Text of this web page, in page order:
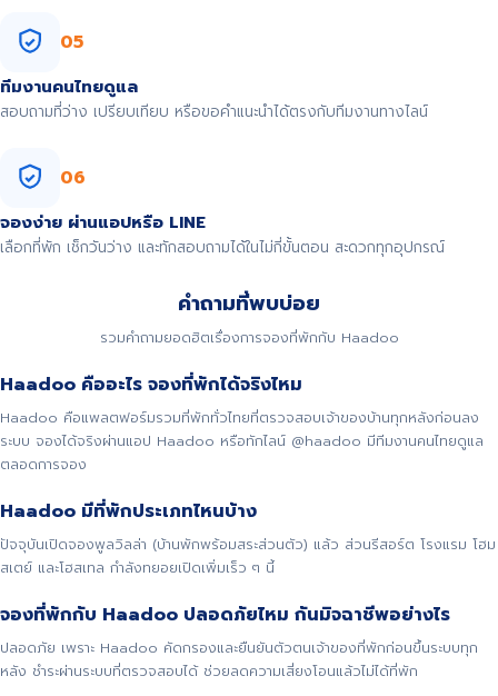
05
ทีมงานคนไทยดูแล
สอบถามที่ว่าง เปรียบเทียบ หรือขอคำแนะนำได้ตรงกับทีมงานทางไลน์
06
จองง่าย ผ่านแอปหรือ LINE
เลือกที่พัก เช็กวันว่าง และทักสอบถามได้ในไม่กี่ขั้นตอน สะดวกทุกอุปกรณ์
คำถามที่พบบ่อย
รวมคำถามยอดฮิตเรื่องการจองที่พักกับ Haadoo
Haadoo คืออะไร จองที่พักได้จริงไหม
Haadoo คือแพลตฟอร์มรวมที่พักทั่วไทยที่ตรวจสอบเจ้าของบ้านทุกหลังก่อนลง
ระบบ จองได้จริงผ่านแอป Haadoo หรือทักไลน์ @haadoo มีทีมงานคนไทยดูแล
ตลอดการจอง
Haadoo มีที่พักประเภทไหนบ้าง
ปัจจุบันเปิดจองพูลวิลล่า (บ้านพักพร้อมสระส่วนตัว) แล้ว ส่วนรีสอร์ต โรงแรม โฮม
สเตย์ และโฮสเทล กำลังทยอยเปิดเพิ่มเร็ว ๆ นี้
จองที่พักกับ Haadoo ปลอดภัยไหม กันมิจฉาชีพอย่างไร
ปลอดภัย เพราะ Haadoo คัดกรองและยืนยันตัวตนเจ้าของที่พักก่อนขึ้นระบบทุก
หลัง ชำระผ่านระบบที่ตรวจสอบได้ ช่วยลดความเสี่ยงโอนแล้วไม่ได้ที่พัก